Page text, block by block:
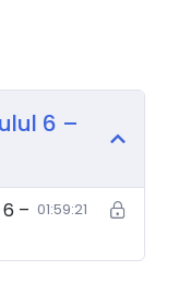
6 –
– 01:59:21